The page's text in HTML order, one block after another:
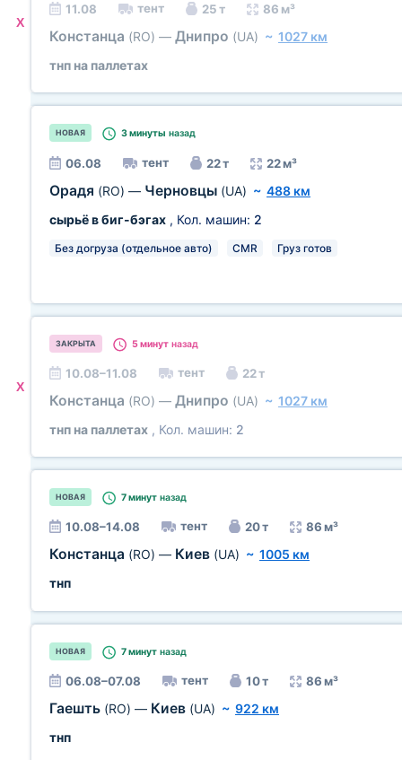
X
11.08 тент 25 т 86 м³
Констанца (RO) — Днипро (UA) ~ 1027 км
тнп на паллетах
НОВАЯ 3 минуты назад
06.08 тент 22 т 22 м³
Орадя (RO) — Черновцы (UA) ~ 488 км
сырьё в биг-бэгах , Кол. машин: 2
Без догруза (отдельное авто) CMR Груз готов
X
ЗАКРЫТА 5 минут назад
10.08–11.08 тент 22 т
Констанца (RO) — Днипро (UA) ~ 1027 км
тнп на паллетах , Кол. машин: 2
НОВАЯ 7 минут назад
10.08–14.08 тент 20 т 86 м³
Констанца (RO) — Киев (UA) ~ 1005 км
тнп
НОВАЯ 7 минут назад
06.08–07.08 тент 10 т 86 м³
Гаешть (RO) — Киев (UA) ~ 922 км
тнп